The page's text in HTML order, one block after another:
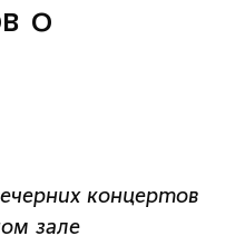
о
концертов
зале